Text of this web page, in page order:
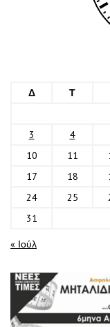
Δ
Τ
3
4
10
11
17
18
24
25
31
« Ιούλ